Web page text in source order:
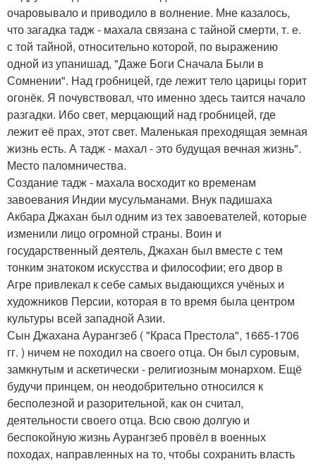
очаровывало и приводило в волнение. Мне казалось,
что загадка тадж - махала связана с тайной смерти, т. е.
с той тайной, относительно которой, по выражению
одной из упанишад, "Даже Боги Сначала Были в
Сомнении". Над гробницей, где лежит тело царицы горит
огонёк. Я почувствовал, что именно здесь таится начало
разгадки. Ибо свет, мерцающий над гробницей, где
лежит её прах, этот свет. Маленькая преходящая земная
жизнь есть. А тадж - махал - это будущая вечная жизнь".
Место паломничества.
Создание тадж - махала восходит ко временам
завоевания Индии мусульманами. Внук падишаха
Акбара Джахан был одним из тех завоевателей, которые
изменили лицо огромной страны. Воин и
государственный деятель, Джахан был вместе с тем
тонким знатоком искусства и философии; его двор в
Агре привлекал к себе самых выдающихся учёных и
художников Персии, которая в то время была центром
культуры всей западной Азии.
Сын Джахана Аурангзеб ( "Краса Престола", 1665-1706
гг. ) ничем не походил на своего отца. Он был суровым,
замкнутым и аскетически - религиозным монархом. Ещё
будучи принцем, он неодобрительно относился к
бесполезной и разорительной, как он считал,
деятельности своего отца. Всю свою долгую и
беспокойную жизнь Аурангзеб провёл в военных
походах, направленных на то, чтобы сохранить власть